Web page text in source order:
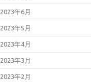
2023年6月
2023年5月
2023年4月
2023年3月
2023年2月